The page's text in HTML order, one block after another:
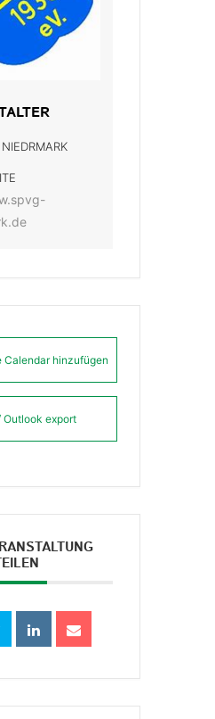
Calendar hinzufügen
Outlook export